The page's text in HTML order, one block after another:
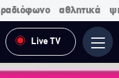
ραδιόφωνο αθλητικά
Live TV